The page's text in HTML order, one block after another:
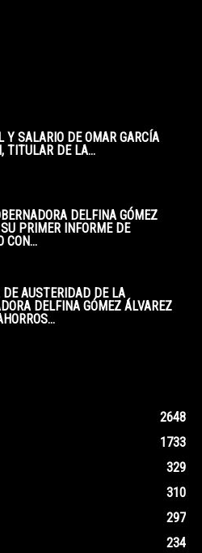
Y SALARIO DE OMAR GARCÍA
TITULAR DE LA...
DELFINA GÓMEZ
PRIMER INFORME DE
CON...
DE AUSTERIDAD DE LA
DELFINA GÓMEZ ÁLVAREZ
2648
1733
329
310
297
234